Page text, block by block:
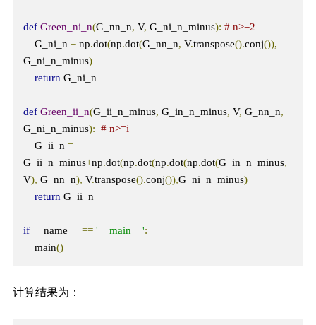
def Green_ni_n(G_nn_n, V, G_ni_n_minus): # n>=2
    G_ni_n
= np.dot(np.dot(G_nn_n, V.transpose().conj()),
G_ni_n_minus)
return G_ni_n
def Green_ii_n(G_ii_n_minus, G_in_n_minus, V, G_nn_n,
G_ni_n_minus): # n>=i
    G_ii_n
=
G_ii_n_minus+np.dot(np.dot(np.dot(np.dot(G_in_n_minus,
V), G_nn_n), V.transpose().conj()),G_ni_n_minus)
return G_ii_n
if __name__ == '__main__':
    main
()
计算结果为：